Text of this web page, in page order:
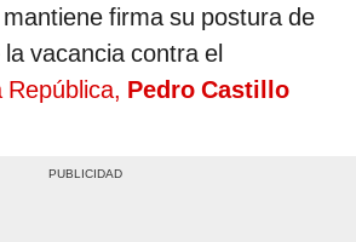
firma su postura de
vacancia contra el
República, Pedro Castillo